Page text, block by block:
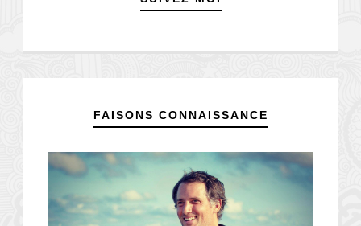
FAISONS CONNAISSANCE